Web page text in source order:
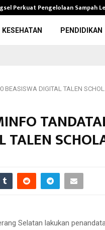
Perkuat Pengelolaan Sampah
KESEHATAN PENDIDIKAN
DIGITAL TALEN
Selatan lakukan